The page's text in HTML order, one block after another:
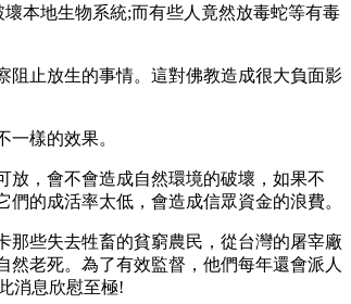
本地生物系統;而有些人竟然放毒蛇等有毒
止放生的事情。這對佛教造成很大負面影
樣的效果。
，會不會造成自然環境的破壞，如果不
的成活率太低，會造成信眾資金的浪費。
些失去牲畜的貧窮農民，從台灣的屠宰廠
老死。為了有效監督，他們每年還會派人
消息欣慰至極!